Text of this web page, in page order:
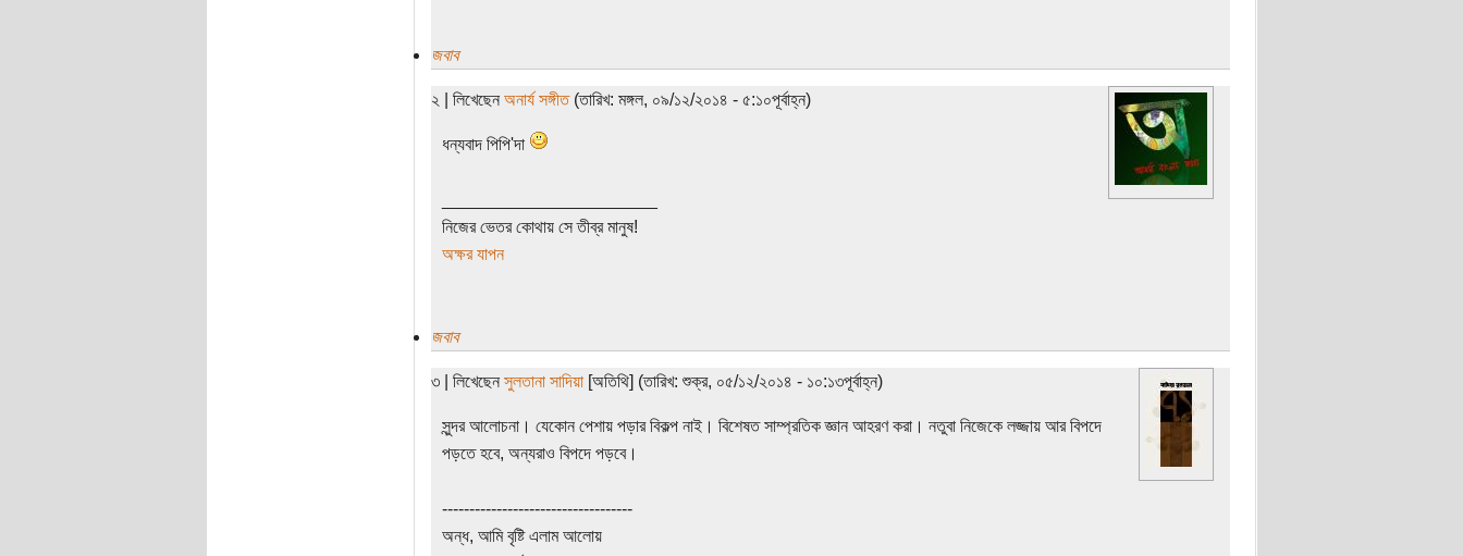
জবাব
২ | লিখেছেন অনার্য সঙ্গীত(তারিখ: মঙ্গল, ০৯/১২/২০১৪ - ৫:১০পূর্বাহ্ন)
ধন্যবাদ পিপি'দা
নিজের ভেতর কোথায় সে তীব্র মানুষ!
অক্ষর যাপন
জবাব
৩ | লিখেছেন সুলতানা সাদিয়া[অতিথি] (তারিখ: শুক্র, ০৫/১২/২০১৪ - ১০:১৩পূর্বাহ্ন)
সুন্দর আলোচনা। যেকোন পেশায় পড়ার বিকল্প নাই। বিশেষত সাম্প্রতিক জ্ঞান আহরণ করা। নতুবা নিজেকে লজ্জায় আর বিপদে
পড়তে হবে, অন্যরাও বিপদে পড়বে।
-----------------------------------
অন্ধ, আমি বৃষ্টি এলাম আলোয়